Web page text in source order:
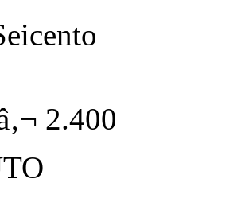
2.400